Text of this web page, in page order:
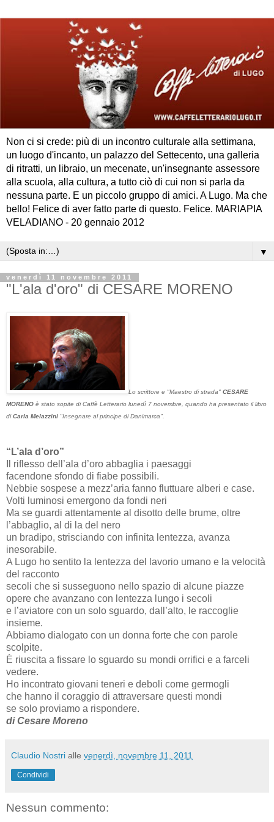
Non ci si crede: più di un incontro culturale alla settimana,
un luogo d'incanto, un palazzo del Settecento, una galleria
di ritratti, un libraio, un mecenate, un'insegnante assessore
alla scuola, alla cultura, a tutto ciò di cui non si parla da
nessuna parte. E un piccolo gruppo di amici. A Lugo. Ma che
bello! Felice di aver fatto parte di questo. Felice. MARIAPIA
VELADIANO - 20 gennaio 2012
▼
venerdì 11 novembre 2011
"L'ala d'oro" di CESARE MORENO
Lo scrittore e "Maestro di strada" CESARE
MORENO è stato sopite di Caffè Letterario lunedì 7 novembre, quando ha presentato il libro
diCarla Melazzini "Insegnare al principe di Danimarca".
“L’ala d’oro”
Il riflesso dell’ala d’oro abbaglia i paesaggi
facendone sfondo di fiabe possibili.
Nebbie sospese a mezz’aria fanno fluttuare alberi e case.
Volti luminosi emergono da fondi neri
Ma se guardi attentamente al disotto delle brume, oltre
l’abbaglio, al di la del nero
un bradipo, strisciando con infinita lentezza, avanza
inesorabile.
A Lugo ho sentito la lentezza del lavorio umano e la velocità
del racconto
secoli che si susseguono nello spazio di alcune piazze
opere che avanzano con lentezza lungo i secoli
e l’aviatore con un solo sguardo, dall’alto, le raccoglie
insieme.
Abbiamo dialogato con un donna forte che con parole
scolpite.
È riuscita a fissare lo sguardo su mondi orrifici e a farceli
vedere.
Ho incontrato giovani teneri e deboli come germogli
che hanno il coraggio di attraversare questi mondi
se solo proviamo a rispondere.
di Cesare Moreno
Claudio Nostri alle venerdì, novembre 11, 2011
Condividi
Nessun commento: